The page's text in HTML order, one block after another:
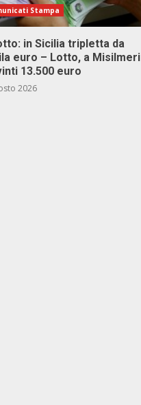
Stampa
in Sicilia tripletta da
euro – Lotto, a Misilmeri
13.500 euro
2026